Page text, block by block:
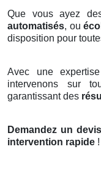
Que vous ayez
automatisés, ou
disposition pour
Avec une
intervenons sur
garantissant des
Demandez un devis
intervention rapide !